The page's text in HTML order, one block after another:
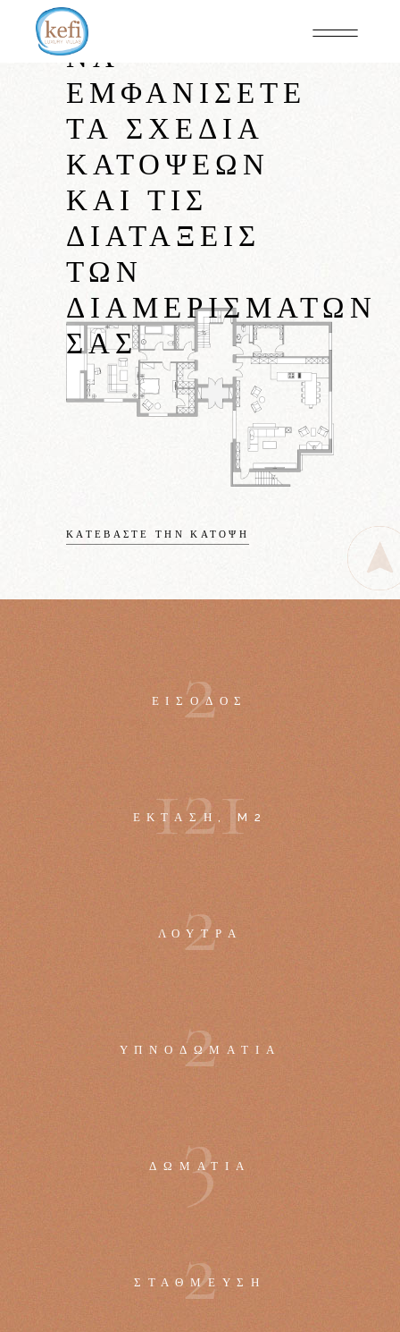
ΝΑ
ΕΜΦΑΝΊΣΕΤΕ
ΤΑ ΣΧΈΔΙΑ
ΚΑΤΌΨΕΩΝ
ΚΑΙ ΤΙΣ
ΔΙΑΤΆΞΕΙΣ
ΤΩΝ
ΔΙΑΜΕΡΙΣΜΆΤΩΝ
ΣΑΣ
ΚΑΤΕΒΆΣΤΕ ΤΗΝ ΚΆΤΟΨΗ
2
ΕΊΣΟΔΟΣ
121
ΈΚΤΑΣΗ, M2
2
ΛΟΥΤΡΆ
2
ΥΠΝΟΔΩΜΆΤΙΑ
3
ΔΩΜΆΤΙΑ
2
ΣΤΆΘΜΕΥΣΗ